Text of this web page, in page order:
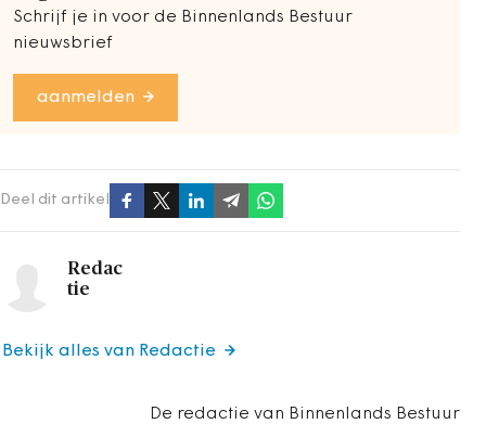
Schrijf je in voor de Binnenlands Bestuur
nieuwsbrief
aanmelden
Deel dit artikel
Redac
tie
De redactie van Binnenlands Bestuur
Bekijk alles van Redactie